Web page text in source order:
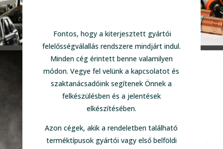
Fontos, hogy a kiterjesztett gyártói
felelősségválallás rendszere mindjárt indul.
Minden cég érintett benne valamilyen
módon. Vegye fel velünk a kapcsolatot és
szaktanácsadóink segítenek Önnek a
felkészülésben és a jelentések
elkészítésében.
Azon cégek, akik a rendeletben található
terméktípusok gyártói vagy első belföldi